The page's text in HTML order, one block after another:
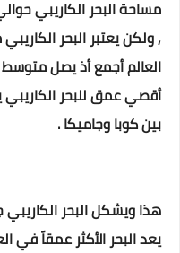
, ولكن يعتبر البحر
بين كوبا وجاميكا .
هذا ويشكل البحر
يعد البحر الأكثر عمقاً في